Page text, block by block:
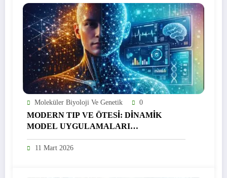
Moleküler Biyoloji Ve Genetik 0
MODERN TIP VE ÖTESİ: DİNAMİK
MODEL UYGULAMALARI
KONFERANSI
11 Mart 2026